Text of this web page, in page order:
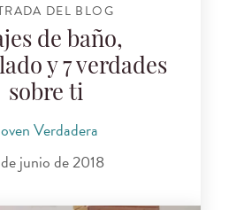
DEL BLOG
de baño,
y 7 verdades
sobre ti
Verdadera
junio de 2018